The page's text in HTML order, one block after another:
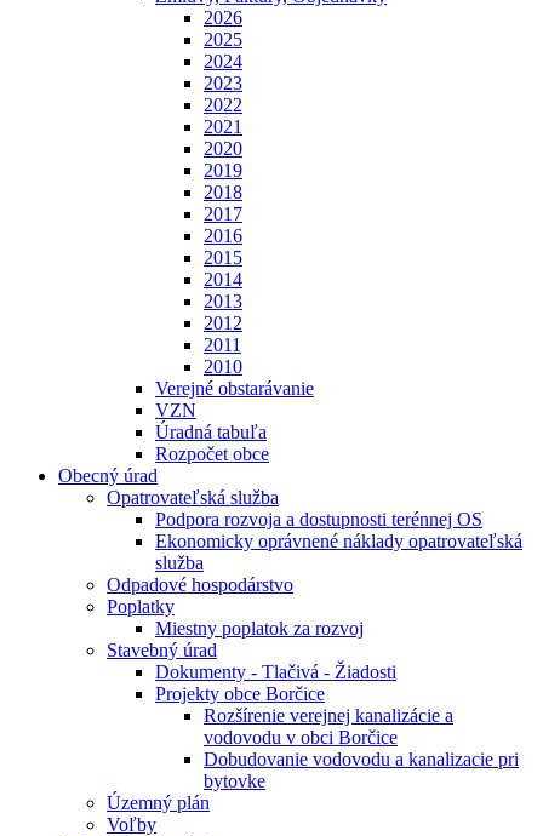
2026
2025
2024
2023
2022
2021
2020
2019
2018
2017
2016
2015
2014
2013
2012
2011
2010
Verejné obstarávanie
VZN
Úradná tabuľa
Rozpočet obce
Obecný úrad
Opatrovateľská služba
Podpora rozvoja a dostupnosti terénnej OS
Ekonomicky oprávnené náklady opatrovateľská
služba
Odpadové hospodárstvo
Poplatky
Miestny poplatok za rozvoj
Stavebný úrad
Dokumenty - Tlačivá - Žiadosti
Projekty obce Borčice
Rozšírenie verejnej kanalizácie a
vodovodu v obci Borčice
Dobudovanie vodovodu a kanalizacie pri
bytovke
Územný plán
Voľby